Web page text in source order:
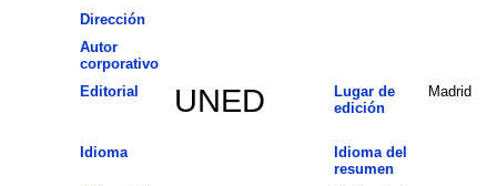
Dirección
Autor
corporativo
Editorial
UNED
Lugar de
edición
Madrid
Idioma
Idioma del
resumen